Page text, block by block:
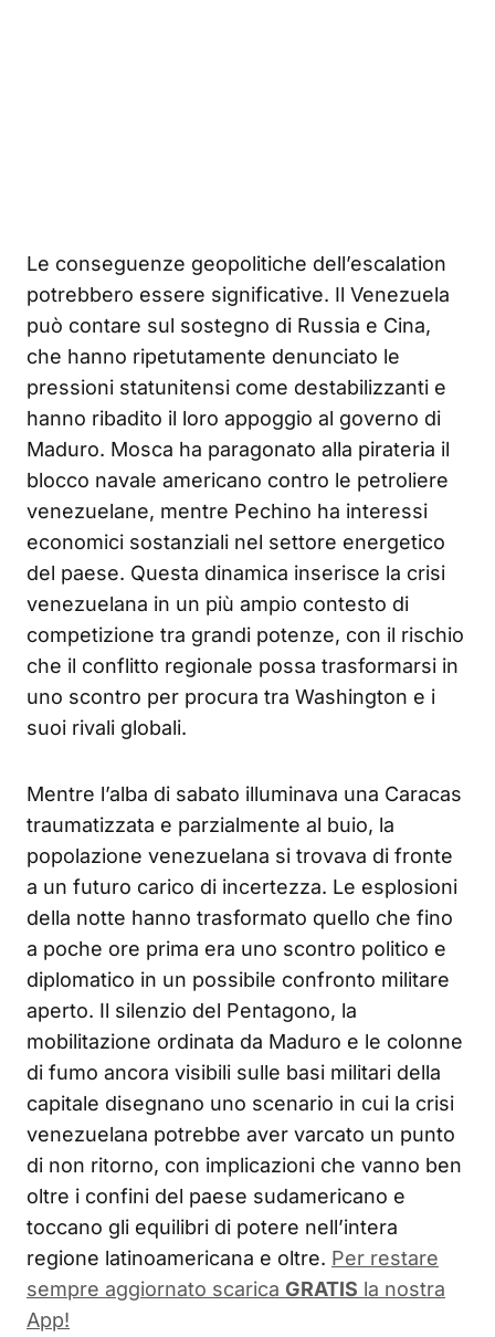
Le conseguenze geopolitiche dell’escalation
potrebbero essere significative. Il Venezuela
può contare sul sostegno di Russia e Cina,
che hanno ripetutamente denunciato le
pressioni statunitensi come destabilizzanti e
hanno ribadito il loro appoggio al governo di
Maduro. Mosca ha paragonato alla pirateria il
blocco navale americano contro le petroliere
venezuelane, mentre Pechino ha interessi
economici sostanziali nel settore energetico
del paese. Questa dinamica inserisce la crisi
venezuelana in un più ampio contesto di
competizione tra grandi potenze, con il rischio
che il conflitto regionale possa trasformarsi in
uno scontro per procura tra Washington e i
suoi rivali globali.
Mentre l’alba di sabato illuminava una Caracas
traumatizzata e parzialmente al buio, la
popolazione venezuelana si trovava di fronte
a un futuro carico di incertezza. Le esplosioni
della notte hanno trasformato quello che fino
a poche ore prima era uno scontro politico e
diplomatico in un possibile confronto militare
aperto. Il silenzio del Pentagono, la
mobilitazione ordinata da Maduro e le colonne
di fumo ancora visibili sulle basi militari della
capitale disegnano uno scenario in cui la crisi
venezuelana potrebbe aver varcato un punto
di non ritorno, con implicazioni che vanno ben
oltre i confini del paese sudamericano e
toccano gli equilibri di potere nell’intera
regione latinoamericana e oltre. Per restare
sempre aggiornato scarica GRATIS la nostra
App!